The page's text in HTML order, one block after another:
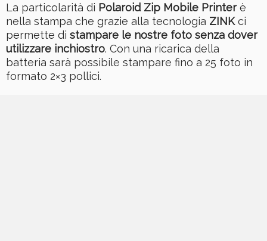
La particolarità di Polaroid Zip Mobile Printerè
nella stampa che grazie alla tecnologia ZINKci
permette di stampare le nostre foto senza dover
utilizzare inchiostro. Con una ricarica della
batteria sarà possibile stampare fino a 25 foto in
formato 2×3 pollici.